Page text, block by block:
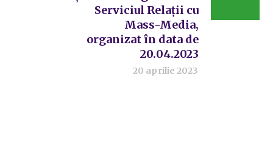
Serviciul Relații cu
Mass-Media,
organizat în data de
20.04.2023
20 aprilie 2023